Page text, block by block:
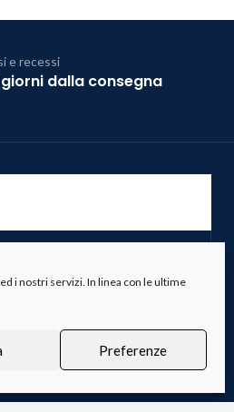
i nostri servizi. In linea con le ultime
Preferenze
e recessi
giorni dalla consegna